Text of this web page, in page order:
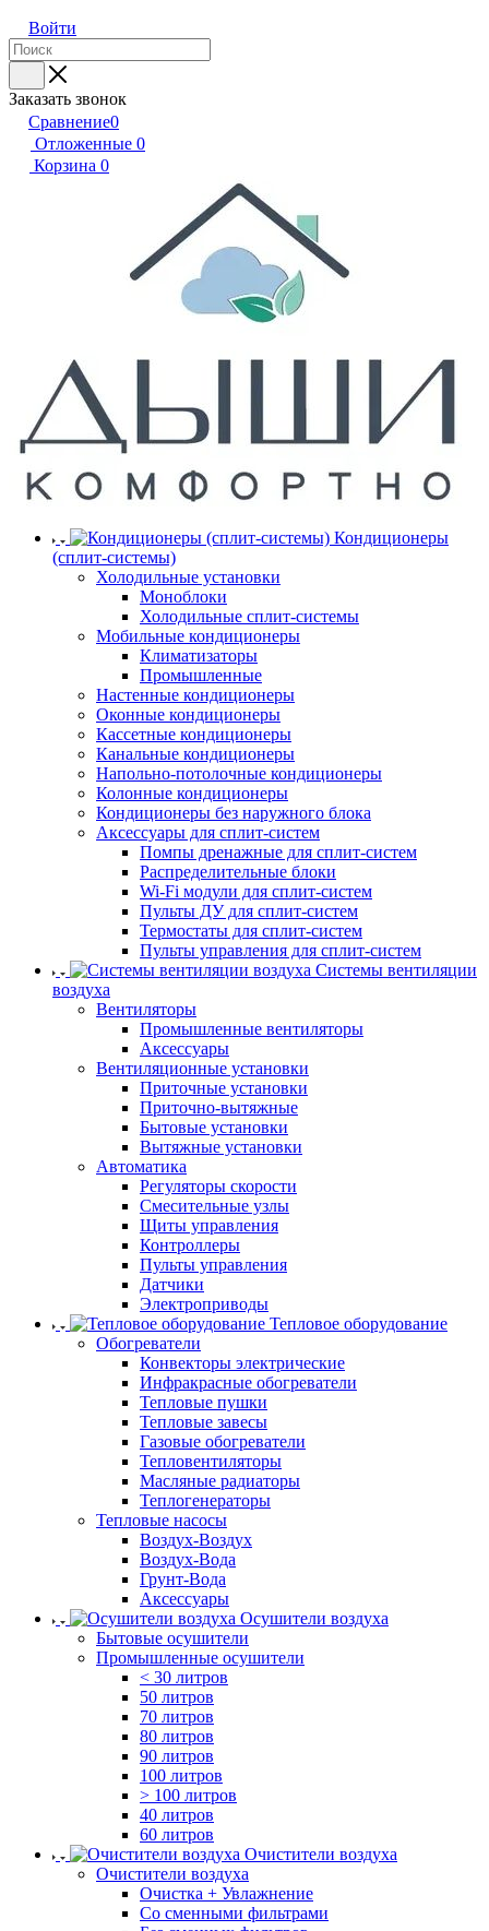
Войти
Заказать звонок
Сравнение0
Отложенные 0
Корзина 0
Кондиционеры
(сплит-системы)
Холодильные установки
Моноблоки
Холодильные сплит-системы
Мобильные кондиционеры
Климатизаторы
Промышленные
Настенные кондиционеры
Оконные кондиционеры
Кассетные кондиционеры
Канальные кондиционеры
Напольно-потолочные кондиционеры
Колонные кондиционеры
Кондиционеры без наружного блока
Аксессуары для сплит-систем
Помпы дренажные для сплит-систем
Распределительные блоки
Wi-Fi модули для сплит-систем
Пульты ДУ для сплит-систем
Термостаты для сплит-систем
Пульты управления для сплит-систем
Системы вентиляции
воздуха
Вентиляторы
Промышленные вентиляторы
Аксессуары
Вентиляционные установки
Приточные установки
Приточно-вытяжные
Бытовые установки
Вытяжные установки
Автоматика
Регуляторы скорости
Смесительные узлы
Щиты управления
Контроллеры
Пульты управления
Датчики
Электроприводы
Тепловое оборудование
Обогреватели
Конвекторы электрические
Инфракрасные обогреватели
Тепловые пушки
Тепловые завесы
Газовые обогреватели
Тепловентиляторы
Масляные радиаторы
Теплогенераторы
Тепловые насосы
Воздух-Воздух
Воздух-Вода
Грунт-Вода
Аксессуары
Осушители воздуха
Бытовые осушители
Промышленные осушители
< 30 литров
50 литров
70 литров
80 литров
90 литров
100 литров
> 100 литров
40 литров
60 литров
Очистители воздуха
Очистители воздуха
Очистка + Увлажнение
Cо сменными фильтрами